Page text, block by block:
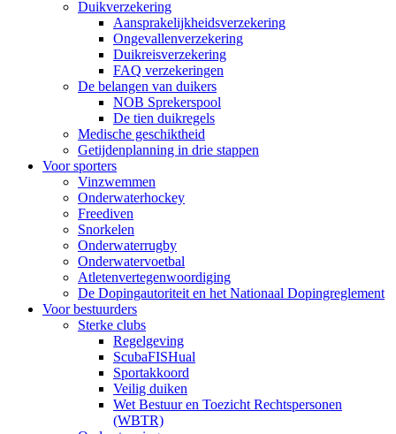
Duikverzekering
Aansprakelijkheidsverzekering
Ongevallenverzekering
Duikreisverzekering
FAQ verzekeringen
De belangen van duikers
NOB Sprekerspool
De tien duikregels
Medische geschiktheid
Getijdenplanning in drie stappen
Voor sporters
Vinzwemmen
Onderwaterhockey
Freediven
Snorkelen
Onderwaterrugby
Onderwatervoetbal
Atletenvertegenwoordiging
De Dopingautoriteit en het Nationaal Dopingreglement
Voor bestuurders
Sterke clubs
Regelgeving
ScubaFISHual
Sportakkoord
Veilig duiken
Wet Bestuur en Toezicht Rechtspersonen
(WBTR)